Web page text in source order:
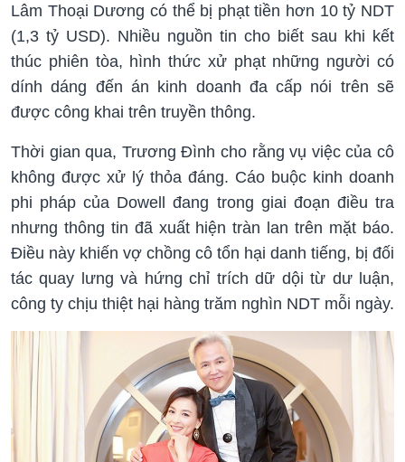
Lâm Thoại Dương có thể bị phạt tiền hơn 10 tỷ NDT
(1,3 tỷ USD). Nhiều nguồn tin cho biết sau khi kết
thúc phiên tòa, hình thức xử phạt những người có
dính dáng đến án kinh doanh đa cấp nói trên sẽ
được công khai trên truyền thông.
Thời gian qua, Trương Đình cho rằng vụ việc của cô
không được xử lý thỏa đáng. Cáo buộc kinh doanh
phi pháp của Dowell đang trong giai đoạn điều tra
nhưng thông tin đã xuất hiện tràn lan trên mặt báo.
Điều này khiến vợ chồng cô tổn hại danh tiếng, bị đối
tác quay lưng và hứng chỉ trích dữ dội từ dư luận,
công ty chịu thiệt hại hàng trăm nghìn NDT mỗi ngày.